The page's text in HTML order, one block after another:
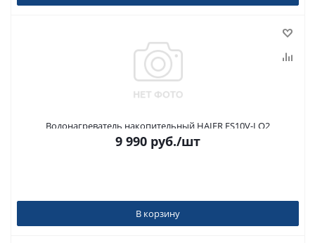
Водонагреватель накопительный HAIER ES10V-LQ2
9 990 руб./шт
В корзину